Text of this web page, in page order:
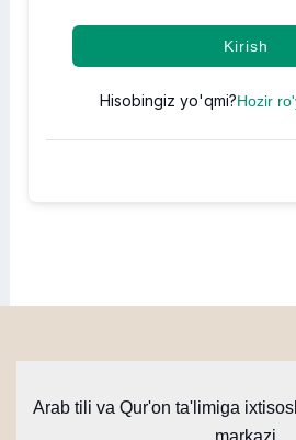
Kirish
Hisobingiz yo'qmi?Hozir
Arab tili va Qur'on ta'limiga